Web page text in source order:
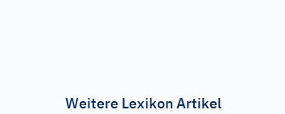
Weitere Lexikon Artikel